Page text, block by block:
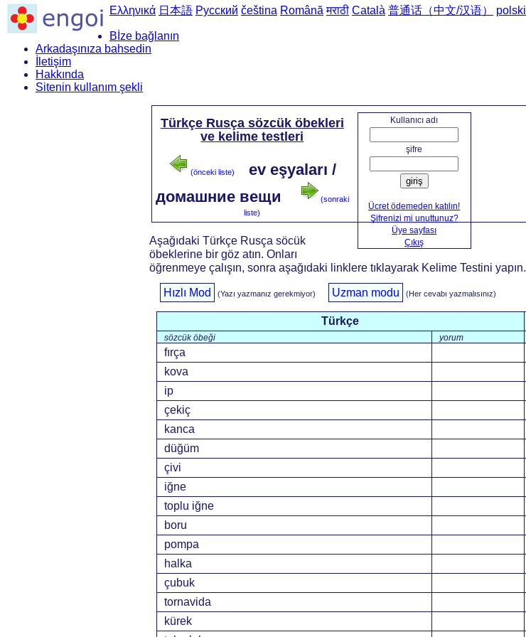
Ελληνικά 日本語 Русский čeština Română मराठी Català 普通话（中文/汉语） polski
Bİze bağlanın
Arkadaşınıza bahsedin
İletişim
Hakkında
Sitenin kullanım şekli
Kullanıcı adı
şifre
giriş
Ücret ödemeden katılın!
Şifrenizi mi unuttunuz?
Üye sayfası
Çıkış
Türkçe Rusça sözcük öbekleri
ve kelime testleri
(önceki liste)
ev eşyaları /
домашние вещи
(sonraki
liste)
Aşağıdaki Türkçe Rusça söcük
öbeklerine bir göz atın. Onları
öğrenmeye çalışın, sonra aşağıdaki linklere tıklayarak Kelime Testini yapın.
Hızlı Mod (Yazı yazmanız gerekmiyor) Uzman modu (Her cevabı yazmalısınız)
Türkçe
sözcük öbeği yorum
fırça
kova
ip
çekiç
kanca
düğüm
çivi
iğne
toplu iğne
boru
pompa
halka
çubuk
tornavida
kürek